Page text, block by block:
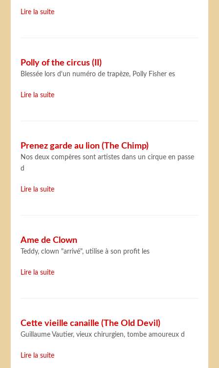
Lire la suite
Polly of the circus (II)
Blessée lors d'un numéro de trapèze, Polly Fisher es
Lire la suite
Prenez garde au lion (The Chimp)
Nos deux compères sont artistes dans un cirque en passe
d
Lire la suite
Ame de Clown
Teddy, clown "arrivé", utilise à son profit les
Lire la suite
Cette vieille canaille (The Old Devil)
Guillaume Vautier, vieux chirurgien, tombe amoureux d
Lire la suite